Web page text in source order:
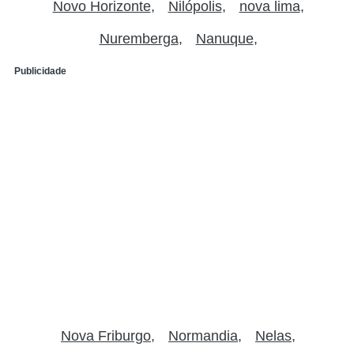
Novo Horizonte Nilópolis nova lima
Nuremberga Nanuque
Publicidade
Nova Friburgo Normandia Nelas